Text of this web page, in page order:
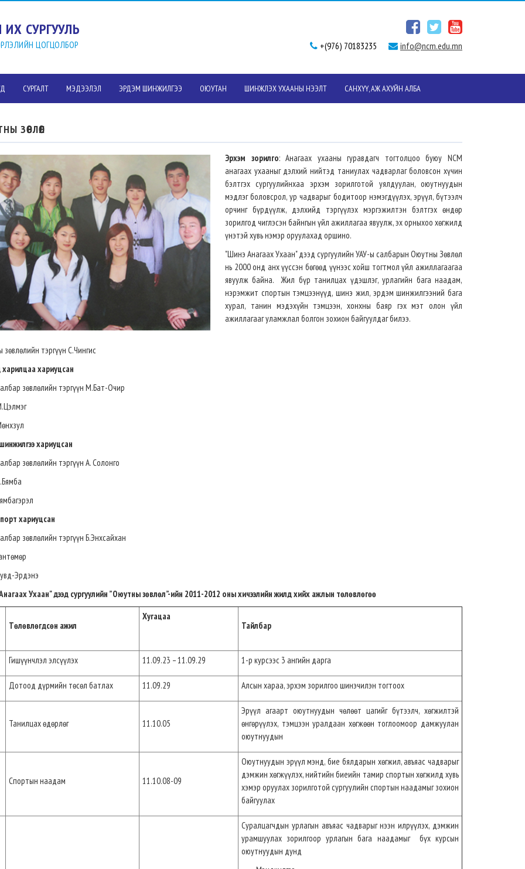
СУРГУУЛЬ
ЦОГЦОЛБОР +(976) 70183235 info@ncm.edu.mn
СУРГАЛТ МЭДЭЭЛЭЛ ЭРДЭМ ШИНЖИЛГЭЭ ОЮУТАН ШИНЖЛЭХ УХААНЫ НЭЭЛТ САНХҮҮ, АЖ АХУЙН АЛБА
ЗӨВЛӨЛ
Эрхэм зорилго: Анагаах ухааны гуравдагч тогтолцоо буюу NCM
анагаах ухааныг дэлхий нийтэд таниулах чадварлаг боловсон хүчин
бэлтгэх сургуулийнхаа эрхэм зорилготой уялдуулан, оюутнуудын
мэдлэг боловсрол, ур чадварыг бодитоор нэмэгдүүлэх, эрүүл, бүтээлч
орчинг бүрдүүлж, дэлхийд тэргүүлэх мэргэжилтэн бэлтгэх өндөр
зорилгод чиглэсэн байнгын үйл ажиллагаа явуулж, эх орныхоо хөгжилд
үнэтэй хувь нэмэр оруулахад оршино.
"Шинэ Анагаах Ухаан" дээд сургуулийн УАУ-ы салбарын Оюутны Зөвлөл
нь 2000 онд анх үүссэн бөгөөд үүнээс хойш тогтмол үйл ажиллагаагаа
явуулж байна. Жил бүр танилцах үдэшлэг, урлагийн бага наадам,
нэрэмжит спортын тэмцээнүүд, шинэ жил, эрдэм шинжилгээний бага
хурал, танин мэдэхүйн тэмцээн, хонхны баяр гэх мэт олон үйл
ажиллагааг уламжлал болгон зохион байгуулдаг билээ.
тэргүүн С.Чингис
харилцаа хариуцсан
зөвлөлийн тэргүүн М.Бат-Очир
хариуцсан
зөвлөлийн тэргүүн А. Солонго
хариуцсан
зөвлөлийн тэргүүн Б.Энхсайхан
Эрдэнэ
Ухаан" дээд сургуулийн ”Оюутны зөвлөл”-ийн 2011-2012 оны хичээлийн жилд хийх ажлын төлөвлөгөө
Төлөвлөгдсөн ажил
Хугацаа
Тайлбар
Гишүүнчлэл элсүүлэх 11.09.23 – 11.09.29 1-р курсээс 3 ангийн дарга
Дотоод дүрмийн төсөл батлах 11.09.29 Алсын хараа, эрхэм зорилгоо шинэчилэн тогтоох
Танилцах өдөрлөг 11.10.05
Эрүүл агаарт оюутнуудын чөлөөт цагийг бүтээлч, хөгжилтэй
өнгөрүүлэх, тэмцээн уралдаан хөгжөөн тоглоомоор дамжуулан
оюутнуудын
Спортын наадам 11.10.08-09
Оюутнуудын эрүүл мэнд, бие бялдарын хөгжил, авъяас чадварыг
дэмжин хөгжүүлэх, нийтийн биеийн тамир спортын хөгжилд хувь
хэмэр оруулах зорилготой сургуулийн спортын наадамыг зохион
байгуулах
Суралцагчдын урлагын авъяас чадварыг нээн илрүүлэх, дэмжин
урамшуулах зорилгоор урлагын бага наадамыг бүх курсын
оюутнуудын дунд